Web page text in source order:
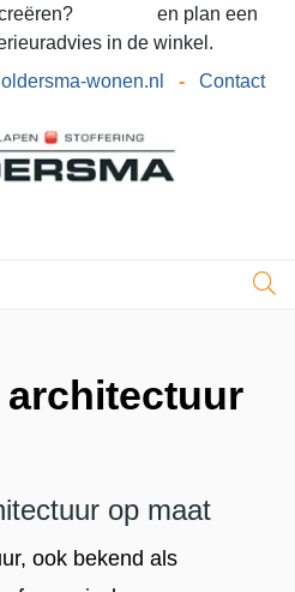
en plan een
in de winkel.
wonen.nl - Contact
op maat
ook bekend als